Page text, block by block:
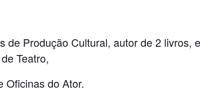
de Produção Cultural, autor de 2 livros, e
Teatro,
Oficinas do Ator.